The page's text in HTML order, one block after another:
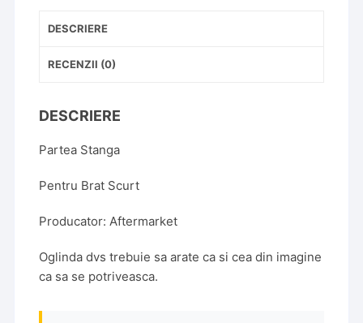
DESCRIERE
RECENZII (0)
DESCRIERE
Partea Stanga
Pentru Brat Scurt
Producator: Aftermarket
Oglinda dvs trebuie sa arate ca si cea din imagine
ca sa se potriveasca.